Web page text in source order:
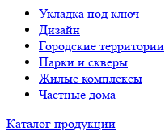
Укладка под ключ
Дизайн
Городские территории
Парки и скверы
Жилые комплексы
Частные дома
Каталог продукции